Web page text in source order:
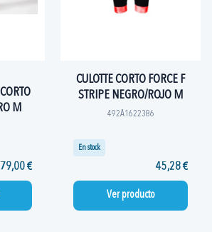
M
79,00 €
CULOTTE CORTO FORCE F
STRIPE NEGRO/ROJO M
492A1622386
En stock
45,28 €
Ver producto